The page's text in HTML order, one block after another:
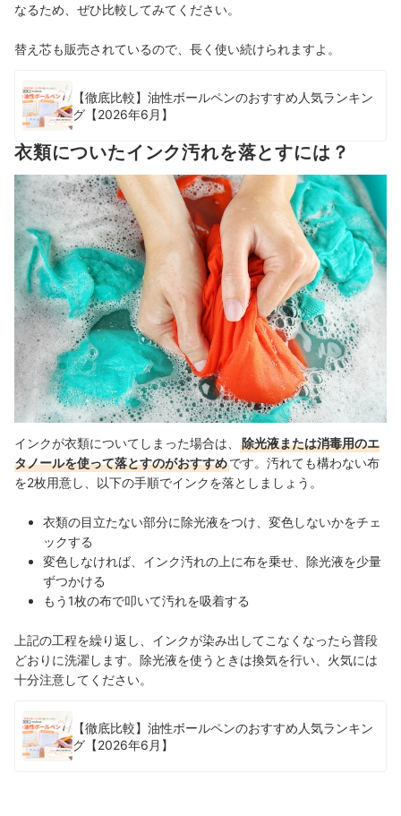
なるため、ぜひ比較してみてください。
替え芯も販売されているので、長く使い続けられますよ。
【徹底比較】油性ボールペンのおすすめ人気ランキン
グ【2026年6月】
衣類についたインク汚れを落とすには？
インクが衣類についてしまった場合は、
除光液または消毒用のエ
タノールを使って落とすのがおすすめです。汚れても構わない布
を2枚用意し、以下の手順でインクを落としましょう。
衣類の目立たない部分に除光液をつけ、変色しないかをチェ
ックする
変色しなければ、インク汚れの上に布を乗せ、除光液を少量
ずつかける
もう1枚の布で叩いて汚れを吸着する
上記の工程を繰り返し、インクが染み出してこなくなったら普段
どおりに洗濯します。除光液を使うときは換気を行い、火気には
十分注意してください。
【徹底比較】油性ボールペンのおすすめ人気ランキン
グ【2026年6月】